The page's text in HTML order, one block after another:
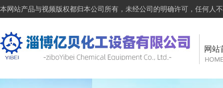
本网站产品与视频版权都归本公司所有，未经公司的明确许可，任何人
网站